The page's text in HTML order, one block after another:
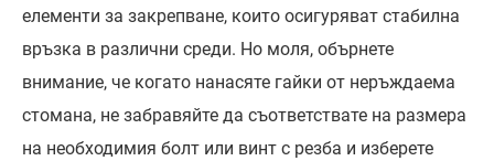
елементи за закрепване, които осигуряват стабилна
връзка в различни среди. Но моля, обърнете
внимание, че когато нанасяте гайки от неръждаема
стомана, не забравяйте да съответствате на размера
на необходимия болт или винт с резба и изберете